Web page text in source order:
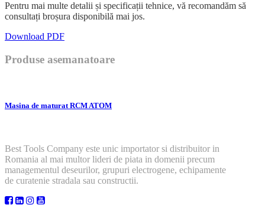
Pentru mai multe detalii și specificații tehnice, vă recomandăm să
consultați broșura disponibilă mai jos.
Download PDF
Produse asemanatoare
Masina de maturat RCM ATOM
Best Tools Company este unic importator si distribuitor in
Romania al mai multor lideri de piata in domenii precum
managementul deseurilor, grupuri electrogene, echipamente
de curatenie stradala sau constructii.